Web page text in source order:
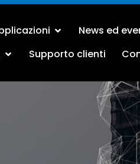
News ed
Supporto clienti